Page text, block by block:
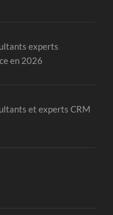
experts
en 2026
et experts CRM